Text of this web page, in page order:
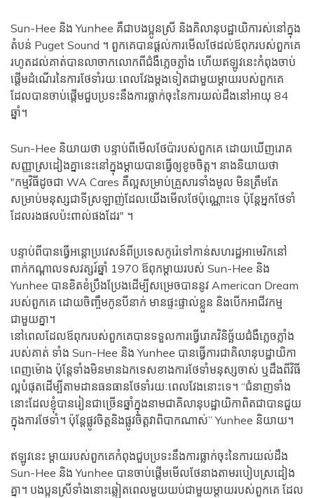
Sun-Hee និង Yunhee គឺជាបងប្អូនស្រី និងគិលានុបដ្ឋាយិការស់នៅក្នុង
តំបន់ Puget Sound ។ ពួកគេបានផ្ដល់ការមើលថែដល់ឪពុករបស់ពួកគេ
រហូតដល់គាត់បានលាចាកលោកពីជំងឺភ្លេចភ្លាំង ហើយឥឡូវនេះកំពុងចាប់
ផ្តើមដំណើរនៃការថែទាំរយៈពេលវែងម្តងទៀតជាមួយម្តាយរបស់ពួកគេ
ដែលបានចាប់ផ្តើមជួបប្រទះនឹងការធ្លាក់ចុះនៃការយល់ដឹងនៅអាយុ 84
ឆ្នាំ។
Sun-Hee និយាយ​ថា បន្ទាប់​ពី​មើល​ថែ​ប៉ា​របស់​ពួក​គេ ដោយ​ឃើញ​រោគ​
សញ្ញា​ស្រដៀង​គ្នា​នេះ​នៅ​ក្នុង​ម្ដាយ​បាន​ធ្វើ​ឲ្យ​ខូច​ចិត្ត។ នាងនិយាយថា
"កម្មវិធីដូចជា WA Cares គឺល្អសម្រាប់គ្រួសារទាំងមូល មិនត្រឹមតែ
សម្រាប់មនុស្សជាទីស្រឡាញ់ដែលយើងមើលថែប៉ុណ្ណោះទេ ប៉ុន្តែអ្នកថែទាំ
ដែលរងផលប៉ះពាល់ផងដែរ" ។
បន្ទាប់ពីបានធ្វើអន្តោប្រវេសន៍ពីប្រទេសកូរ៉េទៅកាន់សហរដ្ឋអាមេរិកនៅ
ពាក់កណ្តាលទសវត្សរ៍ឆ្នាំ 1970 ឪពុកម្តាយរបស់ Sun-Hee និង
Yunhee បានខិតខំប្រឹងប្រែងដើម្បីសម្រេចបាននូវ American Dream
របស់ពួកគេ ដោយចិញ្ចឹមកូនបីនាក់ មានផ្ទះផ្ទាល់ខ្លួន និងបើកអាជីវកម្ម
ជាមួយគ្នា។
នៅពេលដែលឪពុករបស់ពួកគេបានទទួលការធ្វើរោគវិនិច្ឆ័យជំងឺភ្លេចភ្លាំង
របស់គាត់ ទាំង Sun-Hee និង Yunhee បានធ្វើការជាគិលានុបដ្ឋាយិកា
ពេញម៉ោង ប៉ុន្តែទាំងមិនមានឯកទេសខាងការថែទាំមនុស្សចាស់ ឬដឹងពីវិធី
ល្អបំផុតដើម្បីតាមដានធនធានថែទាំរយៈពេលវែងនោះទេ។ “ជំនាញទាំង
នោះដែលខ្ញុំបានរៀនជាច្រើនឆ្នាំក្នុងនាមជាគិលានុបដ្ឋាយិកាពិតជាបានជួយ
ក្នុងការថែទាំ។ ប៉ុន្តែ​ផ្លូវ​ចិត្ត​និង​ផ្លូវ​ចិត្ត​វា​ពិបាក​ណាស់” Yunhee និយាយ។
ឥឡូវនេះ ម្តាយរបស់ពួកគេកំពុងជួបប្រទះនឹងការធ្លាក់ចុះនៃការយល់ដឹង
Sun-Hee និង Yunhee បានចាប់ផ្តើមមើលថែនាងតាមរបៀបស្រដៀង
គ្នា។ បងប្អូនស្រី​ទាំង​នោះ​ឆ្លៀត​ពេល​មួយ​យប់​ជាមួយ​ម្តាយ​របស់​ពួកគេ ដែល​